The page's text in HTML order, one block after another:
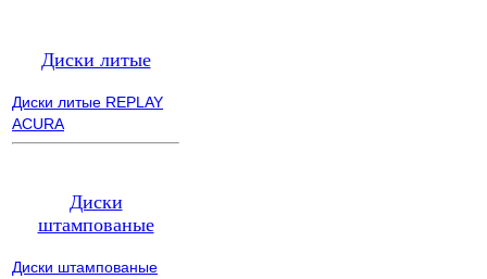
Диски литые
Диски литые REPLAY
ACURA
Диски
штампованые
Диски штампованые